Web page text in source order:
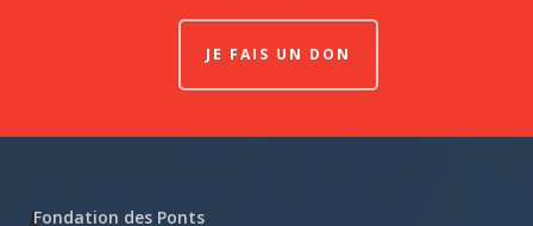
JE FAIS UN DON
Fondation des Ponts